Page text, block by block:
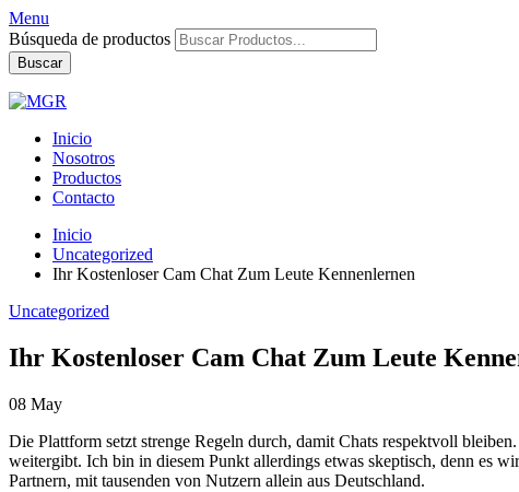
Menu
Búsqueda de productos
Buscar
Inicio
Nosotros
Productos
Contacto
Inicio
Uncategorized
Ihr Kostenloser Cam Chat Zum Leute Kennenlernen
Uncategorized
Ihr Kostenloser Cam Chat Zum Leute
08 May
Die Plattform setzt strenge Regeln durch, damit Chats respektvoll
weitergibt. Ich bin in diesem Punkt allerdings etwas skeptisch, denn es
Partnern, mit tausenden von Nutzern allein aus Deutschland.